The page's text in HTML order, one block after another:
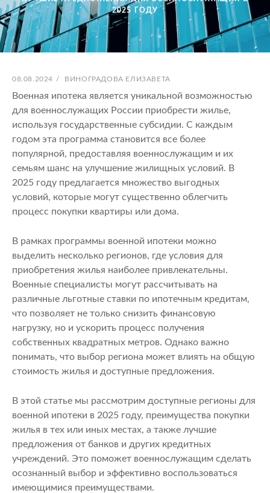
2025 ГОДУ
ОПУБЛИКОВАНО
08.08.2024 / АВТОР:
ВИНОГРАДОВА ЕЛИЗАВЕТА
Военная ипотека является уникальной возможностью
для военнослужащих России приобрести жилье,
используя государственные субсидии. С каждым
годом эта программа становится все более
популярной, предоставляя военнослужащим и их
семьям шанс на улучшение жилищных условий. В
2025 году предлагается множество выгодных
условий, которые могут существенно облегчить
процесс покупки квартиры или дома.
В рамках программы военной ипотеки можно
выделить несколько регионов, где условия для
приобретения жилья наиболее привлекательны.
Военные специалисты могут рассчитывать на
различные льготные ставки по ипотечным кредитам,
что позволяет не только снизить финансовую
нагрузку, но и ускорить процесс получения
собственных квадратных метров. Однако важно
понимать, что выбор региона может влиять на общую
стоимость жилья и доступные предложения.
В этой статье мы рассмотрим доступные регионы для
военной ипотеки в 2025 году, преимущества покупки
жилья в тех или иных местах, а также лучшие
предложения от банков и других кредитных
учреждений. Это поможет военнослужащим сделать
осознанный выбор и эффективно воспользоваться
имеющимися преимуществами.